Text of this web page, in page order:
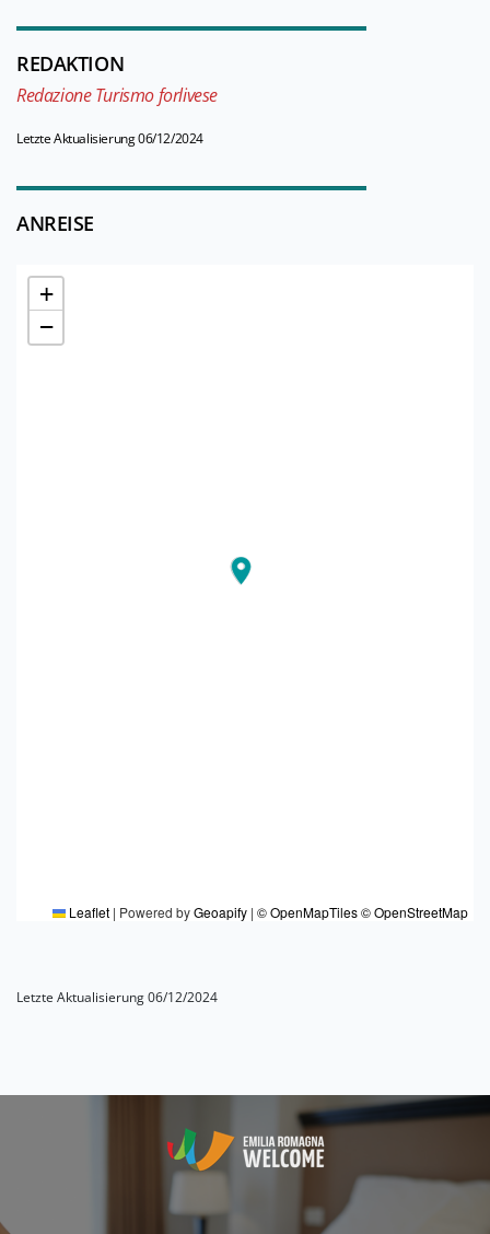
REDAKTION
Redazione Turismo forlivese
Letzte Aktualisierung 06/12/2024
ANREISE
+
−
Leaflet | Powered byGeoapify | © OpenMapTiles© OpenStreetMap
Letzte Aktualisierung 06/12/2024